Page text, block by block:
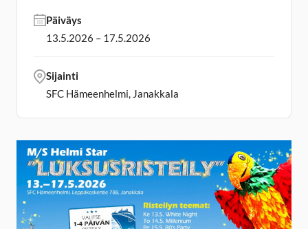
Päiväys
13.5.2026 – 17.5.2026
Sijainti
SFC Hämeenhelmi, Janakkala